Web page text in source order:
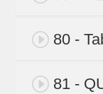
80 -
81 -